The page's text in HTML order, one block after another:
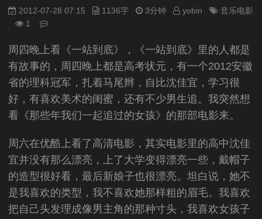
2012-07-28 07:15 1136字 3分钟 yobin
音乐电影
1
周四晚上看《一站到底》，《一站到底》里的人都是
有故事的，周四晚上都是高考状元，有一个2012安徽
省的理科冠军，扎着马尾辫，自比沈佳宜，学习很
好，有喜欢美术的闺蜜，还有不少男生追。我突然想
看《那些年我们一起追过的女孩》的那部电影来。
周六在优酷上看了高清电影，其实电影里的高中沈佳
宜并没有那么漂亮，上了大学变得漂亮一些，戴帽子
的造型很好看，最后新娘子也很漂亮。坦白说，她不
是我喜欢的类型，我不喜欢她那样粗的眉毛。我喜欢
把自己头发理成像男主角的那种寸头，我喜欢女孩子